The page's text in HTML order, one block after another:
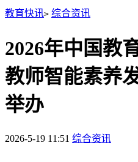
教育快讯> 综合资讯
2026年中国教
教师智能素养
举办
2026-5-19 11:51 综合资讯